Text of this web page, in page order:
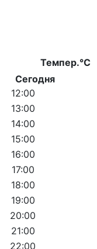
Темпер.°C
Сегодня
12:00
13:00
14:00
15:00
16:00
17:00
18:00
19:00
20:00
21:00
22:00